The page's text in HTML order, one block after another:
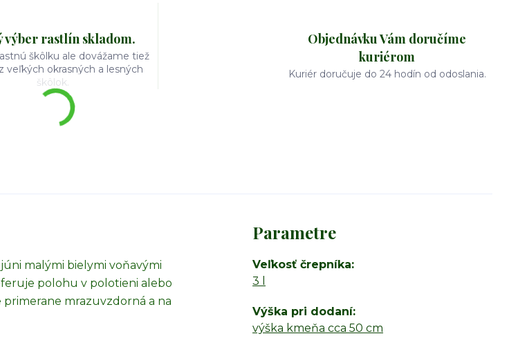
výber rastlín skladom.
škôlku ale dovážame tiež
veľkých okrasných a lesných
škôlok.
Objednávku Vám doručíme
kuriérom
Kuriér doručuje do 24 hodín od odoslania.
malými bielymi voňavými
polohu v polotieni alebo
mrazuvzdorná a na
Parametre
Veľkosť črepníka
3 l
Výška pri dodaní
výška kmeňa cca 50 cm